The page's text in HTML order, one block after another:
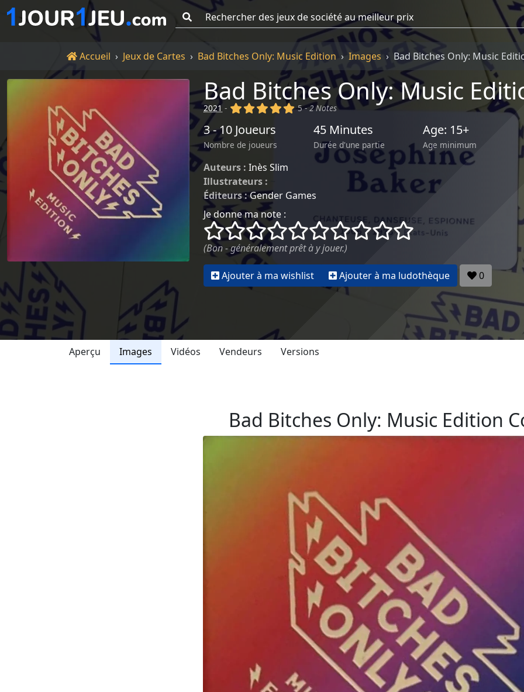
Go !
Accueil
Accueil Jeux de Cartes Bad Bitches Only: Music Edition Images Bad Bitches Only: Music
Bad Bitches Only: Music
2021 - (x) (x) (x) (x) (x)
5 -2 Notes
3 - 10 Joueurs
Nombre de joueurs
45 Minutes
Durée d'une partie
Age: 15+
Age minimum
Auteurs : Inès Slim
Illustrateurs :
Éditeurs :Gender Games
Je donne ma note :
()
() () () () () () () ()
(Bon - généralement prêt à y jouer.)
Ajouter à ma wishlist Ajouter à ma ludothèque 0
Aperçu Images Vidéos Vendeurs Versions
Bad Bitches Only: Music Edition